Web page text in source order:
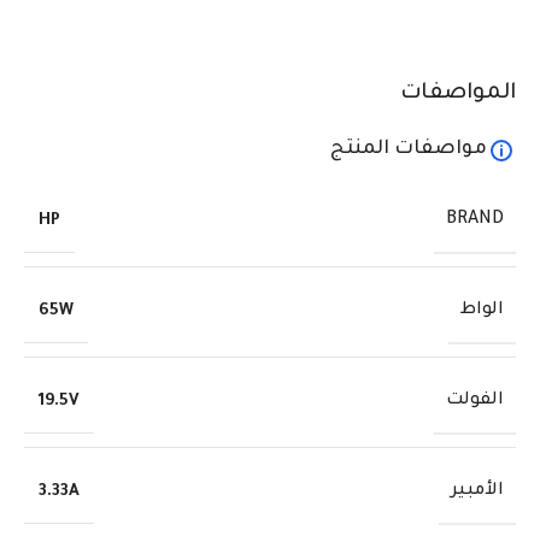
المواصفات
مواصفات المنتج
BRAND
HP
الواط 65W
الفولت 19.5V
الأمبير 3.33A